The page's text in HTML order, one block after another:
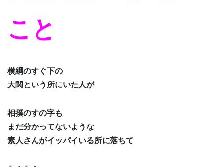
こと
横綱のすぐ下の
大関という所にいた人が
相撲のすの字も
まだ分かってないような
素人さんがイッパイいる所に落ちて